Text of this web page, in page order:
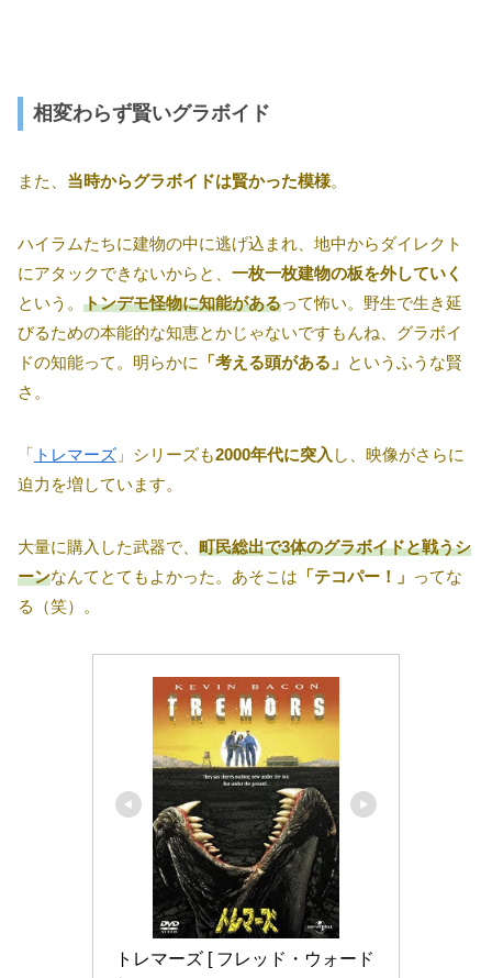
相変わらず賢いグラボイド
また、 当時からグラボイドは賢かった模様。
ハイラムたちに建物の中に逃げ込まれ、地中からダイレクト
にアタックできないからと、 一枚一枚建物の板を外していく
という。 トンデモ怪物に知能があるって怖い。野生で生き延
びるための本能的な知恵とかじゃないですもんね、グラボイ
ドの知能って。明らかに
「考える頭がある」 というふうな賢
さ。
「 トレマーズ 」シリーズも2000年代に突入 し、映像がさらに
迫力を増しています。
大量に購入した武器で、 町民総出で3体のグラボイドと戦うシ
ーンなんてとてもよかった。あそこは 「テコパー！」 ってな
る（笑）。
トレマーズ [ フレッド・ウォード